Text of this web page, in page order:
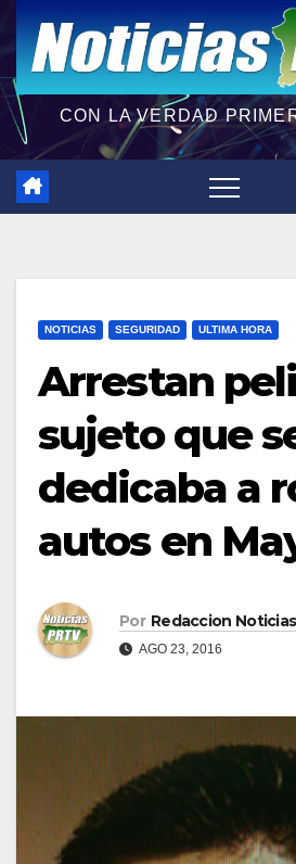
CON LA VERDAD
NOTICIAS SEGURIDAD ULTIMA HORA
Arrestan
sujeto que
dedicaba a
autos en
Por Redaccion
AGO 23, 2016